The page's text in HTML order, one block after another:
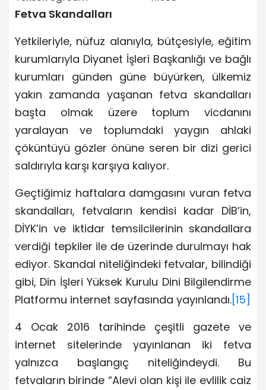
Fetva Skandalları
Yetkileriyle, nüfuz alanıyla, bütçesiyle, eğitim
kurumlarıyla Diyanet İşleri Başkanlığı ve bağlı
kurumları günden güne büyürken, ülkemiz
yakın zamanda yaşanan fetva skandalları
başta olmak üzere toplum vicdanını
yaralayan ve toplumdaki yaygın ahlaki
çöküntüyü gözler önüne seren bir dizi gerici
saldırıyla karşı karşıya kalıyor.
Geçtiğimiz haftalara damgasını vuran fetva
skandalları, fetvaların kendisi kadar DİB’in,
DİYK’in ve iktidar temsilcilerinin skandallara
verdiği tepkiler ile de üzerinde durulmayı hak
ediyor. Skandal niteliğindeki fetvalar, bilindiği
gibi, Din İşleri Yüksek Kurulu Dini Bilgilendirme
Platformu internet sayfasında yayınlandı. [15]
4 Ocak 2016 tarihinde çeşitli gazete ve
internet sitelerinde yayınlanan iki fetva
yalnızca başlangıç niteliğindeydi. Bu
fetvaların birinde “Alevi olan kişi ile evlilik caiz